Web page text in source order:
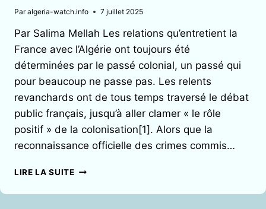
Par algeria-watch.info 7 juillet 2025
Par Salima Mellah Les relations qu’entretient la
France avec l’Algérie ont toujours été
déterminées par le passé colonial, un passé qui
pour beaucoup ne passe pas. Les relents
revanchards ont de tous temps traversé le débat
public français, jusqu’à aller clamer « le rôle
positif » de la colonisation[1]. Alors que la
reconnaissance officielle des crimes commis…
LIRE LA SUITELES
DE